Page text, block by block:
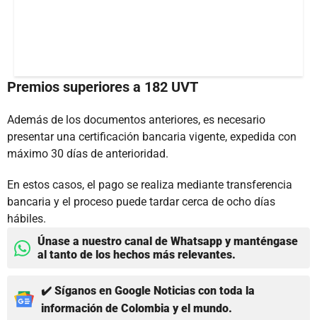
Premios superiores a 182 UVT
Además de los documentos anteriores, es necesario
presentar una certificación bancaria vigente, expedida con
máximo 30 días de anterioridad.
En estos casos, el pago se realiza mediante transferencia
bancaria y el proceso puede tardar cerca de ocho días
hábiles.
Únase a nuestro canal de Whatsapp y manténgase
al tanto de los hechos más relevantes.
✔️ Síganos en Google Noticias con toda la
información de Colombia y el mundo.